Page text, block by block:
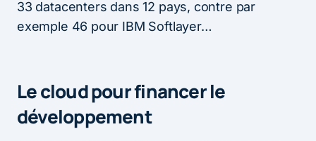
33 datacenters dans 12 pays, contre par
exemple 46 pour IBM Softlayer…
Le cloud pour financer le
développement